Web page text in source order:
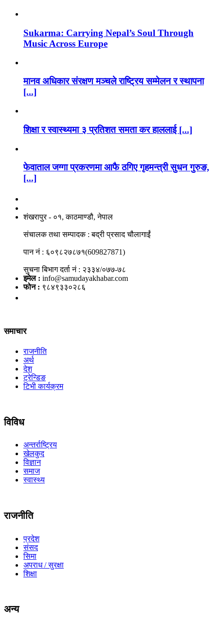
Sukarma: Carrying Nepal’s Soul Through
Music Across Europe
मानव अधिकार संरक्षण मञ्चले राष्ट्रिय सम्मेलन र स्थापना
[...]
शिक्षा र स्वास्थ्यमा ३ प्रतिशत समता कर हाललाई [...]
फेवाताल जग्गा प्रकरणमा आफै ठगिए गृहमन्त्री सुधन गुरुङ,
[...]
शंखरापुर - ०१, काठमाण्डौ, नेपाल
संचालक तथा सम्पादक : बद्री प्रसाद चौलागाईं
पान नं : ६०९८२७८७१(609827871)
सुचना बिभाग दर्ता नं : २३३४/०७७-७८
इमेल : info@samudayakhabar.com
फोन : ९८४९३३०२८६
समाचार
राजनीति
अर्थ
देश
ट्रेन्डिङ
टिभी कार्यक्रम
विविध
अन्तर्राष्ट्रिय
खेलकुद
विज्ञान
समाज
स्वास्थ्य
राजनीति
प्रदेश
संसद
सिमा
अपराध / सुरक्षा
शिक्षा
अन्य